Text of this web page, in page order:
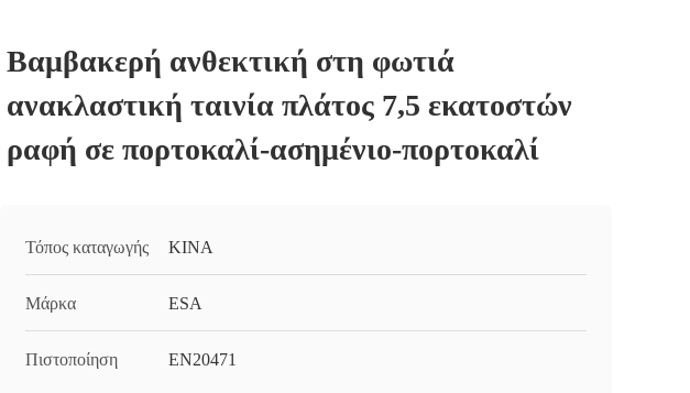
Βαμβακερή ανθεκτική στη φωτιά
ανακλαστική ταινία πλάτος 7,5 εκατοστών
ραφή σε πορτοκαλί-ασημένιο-πορτοκαλί
Τόπος καταγωγής ΚΙΝΑ
Μάρκα ESA
Πιστοποίηση EN20471